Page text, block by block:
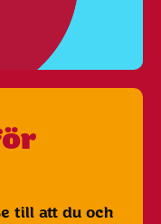
till att du och